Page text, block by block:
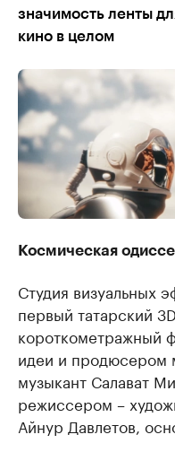
значимость ленты
кино в целом
Космическая
Студия визуальных
первый татарский
короткометражный
идеи и продюсером
музыкант Салават
режиссером –
Айнур Давлетов,